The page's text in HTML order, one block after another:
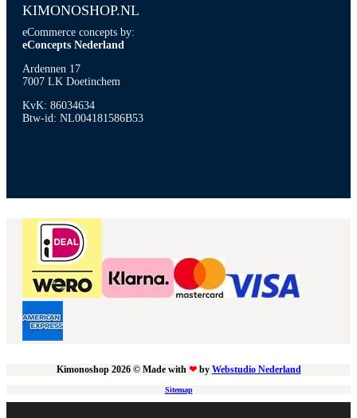
KIMONOSHOP.NL
eCommerce concepts by:
eConcepts Nederland
Ardennen 17
7007 LK Doetinchem
KvK: 86034634
Btw-id: NL004181586B53
Kimonoshop 2026 © Made with ❤ by Webstudio Nederland
Sitemap